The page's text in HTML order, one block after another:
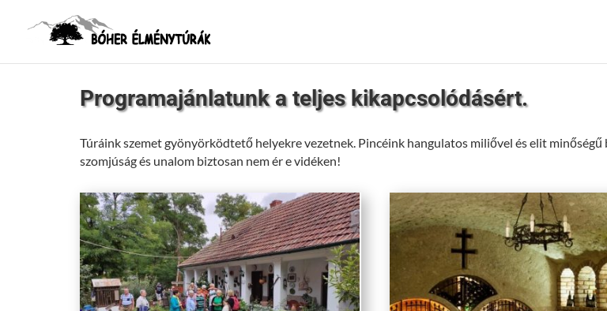
Programajánlatunk a teljes kikapcsolódásért.
Túráink szemet gyönyörködtető helyekre vezetnek. Pincéink hangulatos miliővel és elit
szomjúság és unalom biztosan nem ér e vidéken!